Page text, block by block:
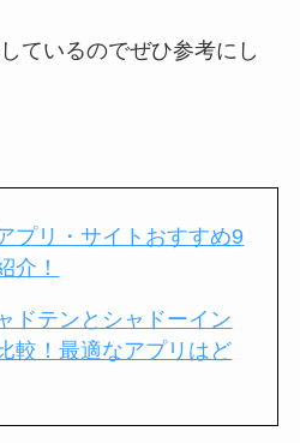
ているのでぜひ参考にし
プリ・サイトおすすめ9
介！
ドテンとシャドーイン
較！最適なアプリはど